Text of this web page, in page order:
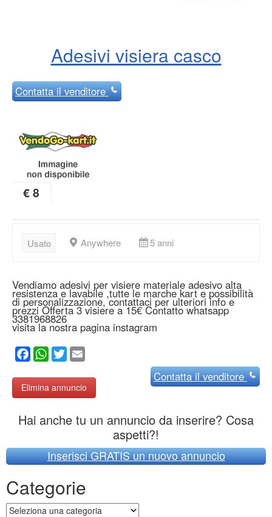
Adesivi visiera casco
Contattail venditore
€ 8
Usato Anywhere 5 anni
Vendiamo adesivi per visiere materiale adesivo alta
resistenza e lavabile ,tutte le marche kart e possibilità
di personalizzazione, contattaci per ulteriori info e
prezzi Offerta 3 visiere a 15€ Contatto whatsapp
3381968826
visita la nostra pagina instagram
Facebook
WhatsApp
Twitter
Elimina annuncio
Contattail venditore
Hai anche tu un annuncio da inserire? Cosa
aspetti?!
Inserisci GRATIS un nuovo annuncio
Categorie
Categorie